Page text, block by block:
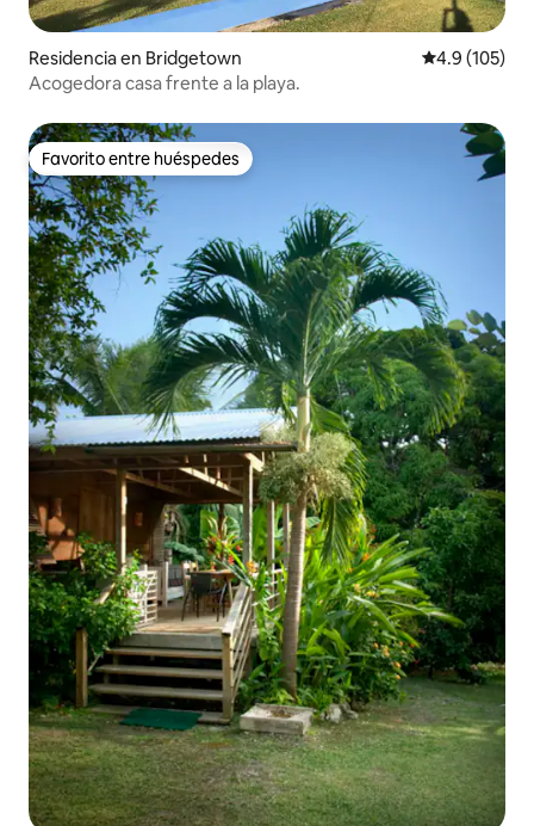
Residencia en Bridgetown Calificación
4.9 (105)
Acogedora casa frente a la playa.
Favorito entre huéspedes
Favorito entre huéspedes